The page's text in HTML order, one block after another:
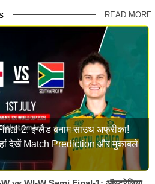
READ MORE
2: इंग्लैंड बनाम साउथ अफ्रीका!
देखें Match Prediction और मुकाबले